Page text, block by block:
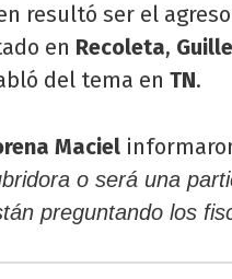
resultó ser el
en Recoleta,
del tema en TN.
Maciel
o será una
preguntando los